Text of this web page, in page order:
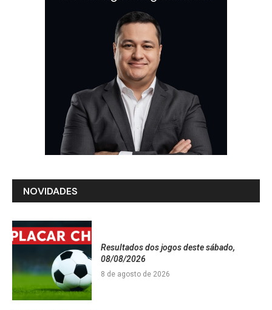
NOVIDADES
Resultados dos jogos deste sábado,
08/08/2026
8 de agosto de 2026